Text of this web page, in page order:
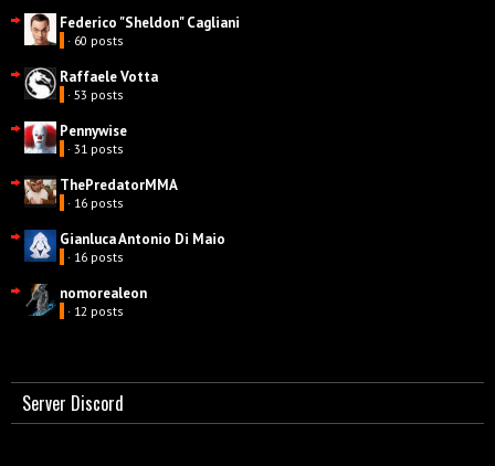
Federico "Sheldon" Cagliani
· 60 posts
Raffaele Votta
· 53 posts
Pennywise
· 31 posts
ThePredatorMMA
· 16 posts
Gianluca Antonio Di Maio
· 16 posts
nomorealeon
· 12 posts
Server Discord